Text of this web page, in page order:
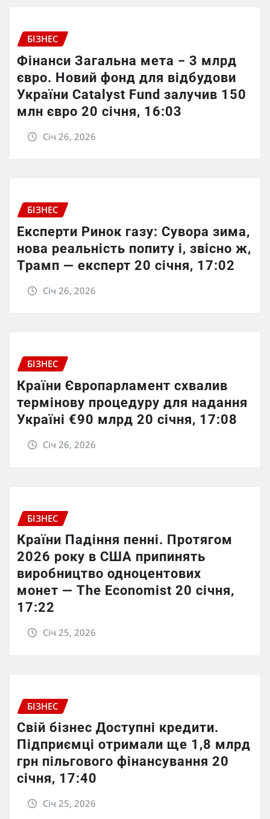
БІЗНЕС
Фінанси Загальна мета − 3 млрд
євро. Новий фонд для відбудови
України Catalyst Fund залучив 150
млн євро 20 січня, 16:03
Січ 26, 2026
БІЗНЕС
Експерти Ринок газу: Сувора зима,
нова реальність попиту і, звісно ж,
Трамп — експерт 20 січня, 17:02
Січ 26, 2026
БІЗНЕС
Країни Європарламент схвалив
термінову процедуру для надання
Україні €90 млрд 20 січня, 17:08
Січ 26, 2026
БІЗНЕС
Країни Падіння пенні. Протягом
2026 року в США припинять
виробництво одноцентових
монет — The Economist 20 січня,
17:22
Січ 25, 2026
БІЗНЕС
Свій бізнес Доступні кредити.
Підприємці отримали ще 1,8 млрд
грн пільгового фінансування 20
січня, 17:40
Січ 25, 2026